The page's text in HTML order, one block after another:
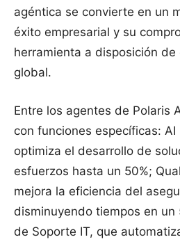
agéntica se convierte en un
éxito empresarial y su
herramienta a disposición de
global.
Entre los agentes de Polaris
con funciones específicas: AI
optimiza el desarrollo de
esfuerzos hasta un 50%;
mejora la eficiencia del
disminuyendo tiempos en
de Soporte IT, que